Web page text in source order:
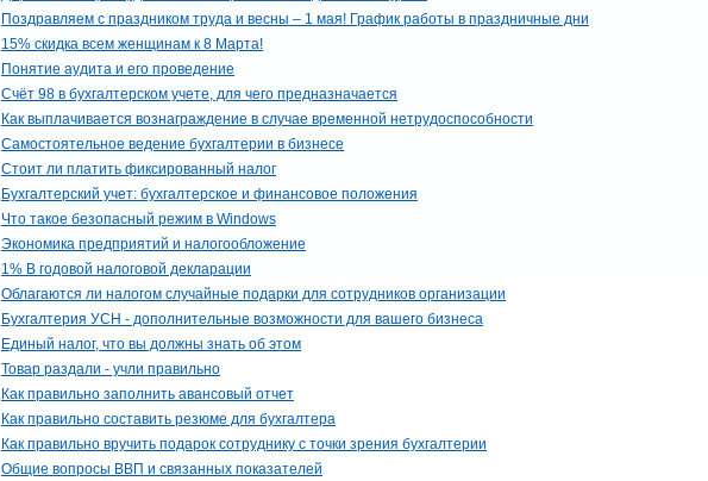
Поздравляем с праздником труда и весны – 1 мая! График работы в праздничные дни
15% скидка всем женщинам к 8 Марта!
Понятие аудита и его проведение
Счёт 98 в бухгалтерском учете, для чего предназначается
Как выплачивается вознаграждение в случае временной нетрудоспособности
Самостоятельное ведение бухгалтерии в бизнесе
Стоит ли платить фиксированный налог
Бухгалтерский учет: бухгалтерское и финансовое положения
Что такое безопасный режим в Windows
Экономика предприятий и налогообложение
1% В годовой налоговой декларации
Облагаются ли налогом случайные подарки для сотрудников организации
Бухгалтерия УСН - дополнительные возможности для вашего бизнеса
Единый налог, что вы должны знать об этом
Товар раздали - учли правильно
Как правильно заполнить авансовый отчет
Как правильно составить резюме для бухгалтера
Как правильно вручить подарок сотруднику с точки зрения бухгалтерии
Общие вопросы ВВП и связанных показателей